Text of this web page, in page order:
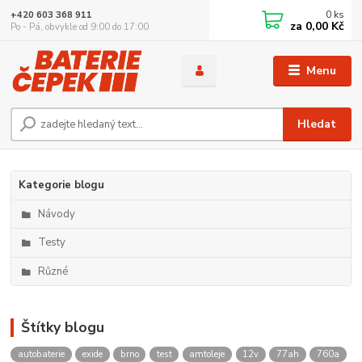
Menu
Hledat
+420 603 368 911
Po - Pá, obvykle od 9:00 do 17:00
0 ks
za 0,00 Kč
Kategorie blogu
Návody
Testy
Různé
Štítky blogu
autobaterie exide brno test amtoleje 12v 77ah
760a